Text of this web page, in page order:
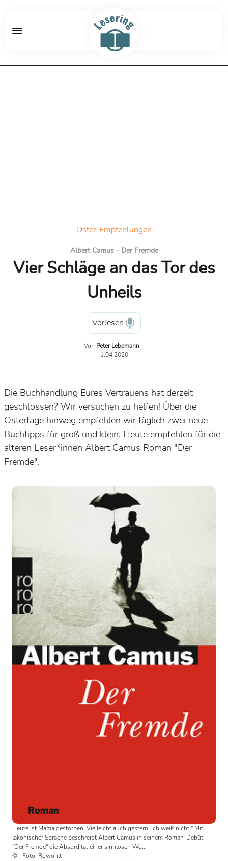
Oster-Empfehlungen
Albert Camus - Der Fremde
Vier Schläge an das Tor des
Unheils
Vorlesen
Von Peter Lebemann
1.04.2020
Die Buchhandlung Eures Vertrauens hat derzeit
geschlossen? Wir versuchen zu helfen! Über die
Ostertage hinweg empfehlen wir täglich zwei neue
Buchtipps für groß und klein. Heute empfehlen für die
älteren Leser*innen Albert Camus Roman "Der
Fremde".
Heute ist Mama gestorben. Vielleicht auch gestern, ich weiß nicht." Mit
lakonischer Sprache beschreibt Albert Camus in seinem Roman-Debüt
"Der Fremde" die Absurdität einer sinnlosen Welt.
Foto: Rowohlt